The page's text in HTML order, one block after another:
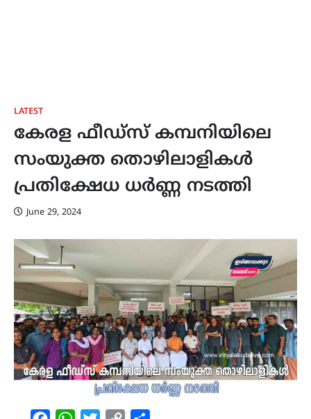
LATEST
കേരള ഫീഡ്സ് കമ്പനിയിലെ
സംയുക്ത തൊഴിലാളികൾ
പ്രതിക്ഷേധ ധർണ്ണ നടത്തി
June 29, 2024